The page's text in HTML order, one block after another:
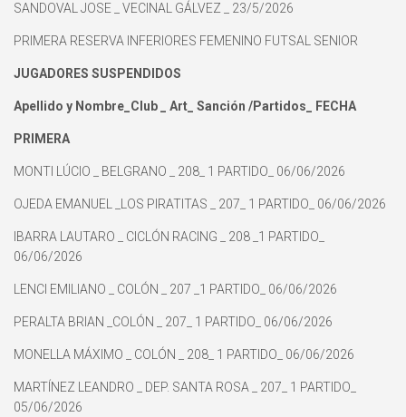
SANDOVAL JOSE _ VECINAL GÁLVEZ _ 23/5/2026
PRIMERA RESERVA INFERIORES FEMENINO FUTSAL SENIOR
JUGADORES SUSPENDIDOS
Apellido y Nombre_Club _ Art_ Sanción /Partidos_ FECHA
PRIMERA
MONTI LÚCIO _ BELGRANO _ 208_ 1 PARTIDO_ 06/06/2026
OJEDA EMANUEL _LOS PIRATITAS _ 207_ 1 PARTIDO_ 06/06/2026
IBARRA LAUTARO _ CICLÓN RACING _ 208 _1 PARTIDO_
06/06/2026
LENCI EMILIANO _ COLÓN _ 207 _1 PARTIDO_ 06/06/2026
PERALTA BRIAN _COLÓN _ 207_ 1 PARTIDO_ 06/06/2026
MONELLA MÁXIMO _ COLÓN _ 208_ 1 PARTIDO_ 06/06/2026
MARTÍNEZ LEANDRO _ DEP. SANTA ROSA _ 207_ 1 PARTIDO_
05/06/2026